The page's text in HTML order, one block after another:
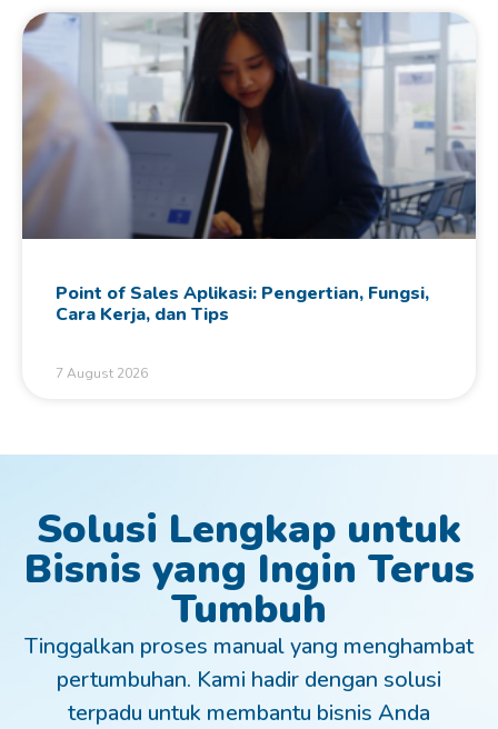
Point of Sales Aplikasi: Pengertian, Fungsi,
Cara Kerja, dan Tips
7 August 2026
Solusi Lengkap untuk
Bisnis yang Ingin Terus
Tumbuh
Tinggalkan proses manual yang menghambat
pertumbuhan. Kami hadir dengan solusi
terpadu untuk membantu bisnis Anda